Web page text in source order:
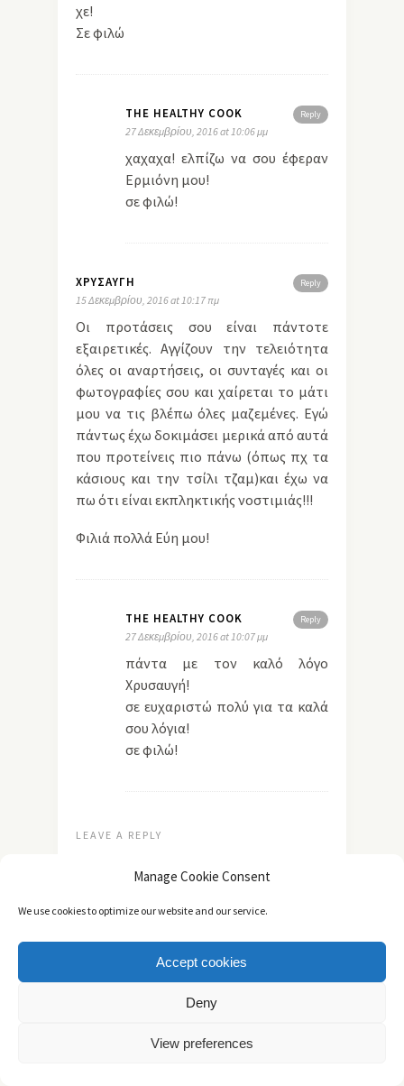
Manage Cookie Consent
We use cookies to optimize our website and our service.
Accept cookies
Deny
View preferences
χε!
Σε φιλώ
Reply
THE HEALTHY COOK
27 Δεκεμβρίου, 2016 at 10:06 μμ
χαχαχα! ελπίζω να σου έφεραν
Ερμιόνη μου!
σε φιλώ!
Reply
ΧΡΥΣΑΥΓΉ
15 Δεκεμβρίου, 2016 at 10:17 πμ
Οι προτάσεις σου είναι πάντοτε
εξαιρετικές. Αγγίζουν την τελειότητα
όλες οι αναρτήσεις, οι συνταγές και οι
φωτογραφίες σου και χαίρεται το μάτι
μου να τις βλέπω όλες μαζεμένες. Εγώ
πάντως έχω δοκιμάσει μερικά από αυτά
που προτείνεις πιο πάνω (όπως πχ τα
κάσιους και την τσίλι τζαμ)και έχω να
πω ότι είναι εκπληκτικής νοστιμιάς!!!
Φιλιά πολλά Εύη μου!
Reply
THE HEALTHY COOK
27 Δεκεμβρίου, 2016 at 10:07 μμ
πάντα με τον καλό λόγο
Χρυσαυγή!
σε ευχαριστώ πολύ για τα καλά
σου λόγια!
σε φιλώ!
LEAVE A REPLY